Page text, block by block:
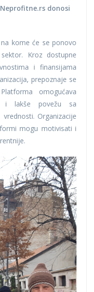
donosi
kome će se ponovo
Kroz dostupne
i finansijama
prepoznaje se
omogućava
i lakše povežu sa
Organizacije
mogu motivisati i